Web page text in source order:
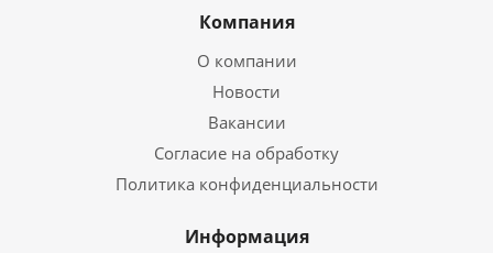
Компания
О компании
Новости
Вакансии
Согласие на обработку
Политика конфиденциальности
Информация